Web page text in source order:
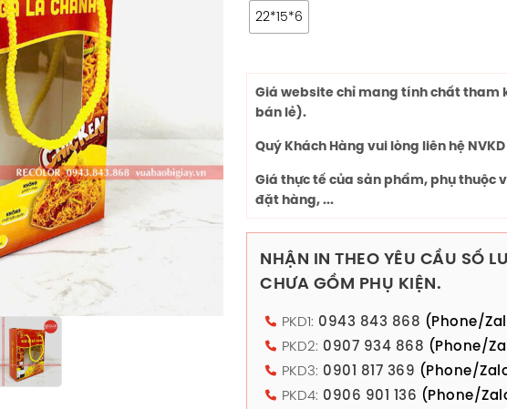
22*15*6
Giá website chỉ mang tính chất tham
bán lẻ).
Quý Khách Hàng vui lòng liên hệ
Giá thực tế của sản phẩm, phụ thuộc
đặt hàng, ...
NHẬN IN THEO YÊU CẦU SỐ
CHƯA GỒM PHỤ KIỆN.
PKD1: 0943 843 868 (Phone/
PKD2: 0907 934 868 (Phone/
PKD3: 0901 817 369 (Phone/
PKD4: 0906 901 136 (Phone/